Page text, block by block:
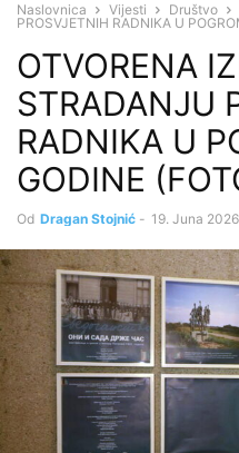
Naslovnica Vijesti Društvo
PROSVJETNIH RADNIKA U
OTVORENA
STRADANJU
RADNIKA U
GODINE
Od Dragan Stojnić - 19. Juna